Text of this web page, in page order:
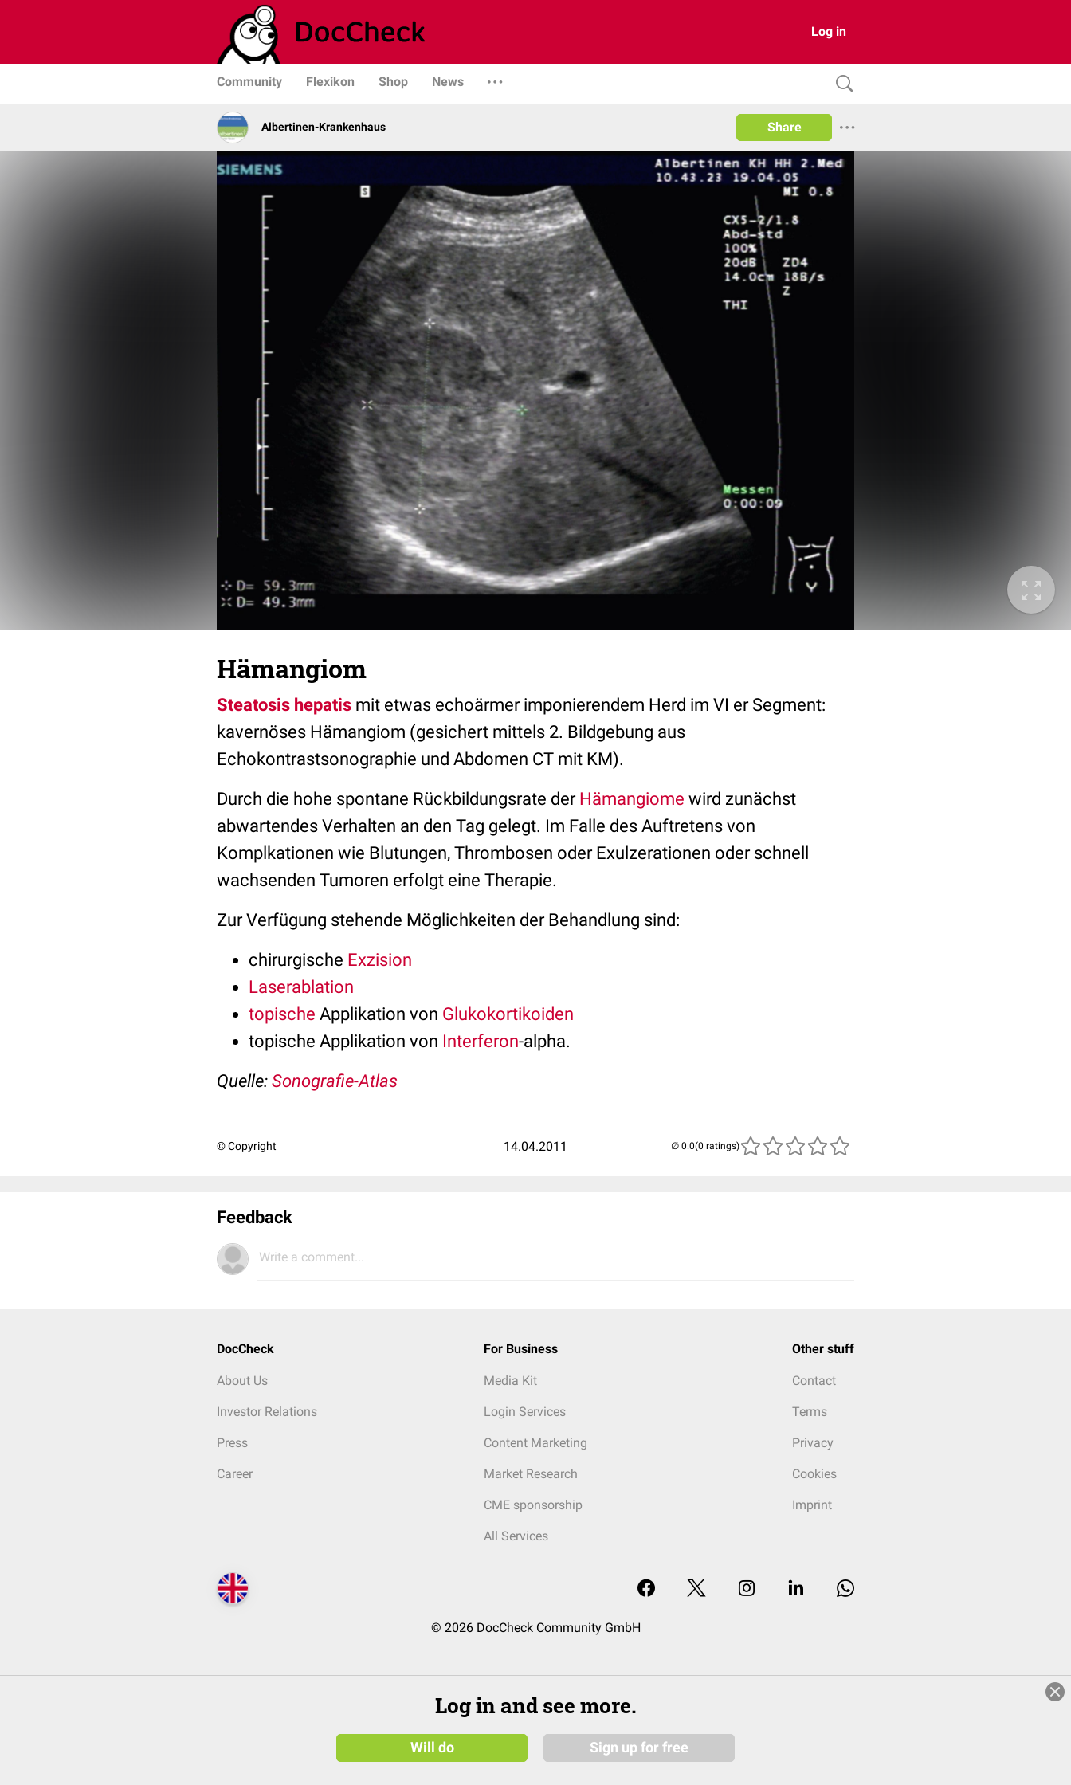
Log in
Community Flexikon Shop News
Albertinen-Krankenhaus Share
Hämangiom
Steatosis hepatis mit etwas echoärmer imponierendem Herd im VI er Segment:
kavernöses Hämangiom (gesichert mittels 2. Bildgebung aus
Echokontrastsonographie und Abdomen CT mit KM).
Durch die hohe spontane Rückbildungsrate der Hämangiome wird zunächst
abwartendes Verhalten an den Tag gelegt. Im Falle des Auftretens von
Komplkationen wie Blutungen, Thrombosen oder Exulzerationen oder schnell
wachsenden Tumoren erfolgt eine Therapie.
Zur Verfügung stehende Möglichkeiten der Behandlung sind:
chirurgische Exzision
Laserablation
topische Applikation von Glukokortikoiden
topische Applikation von Interferon-alpha.
Quelle: Sonografie-Atlas
© Copyright 14.04.2011 (0 ratings)
Feedback
Write a comment...
DocCheck
About Us
Investor Relations
Press
Career
For Business
Media Kit
Login Services
Content Marketing
Market Research
CME sponsorship
All Services
Other stuff
Contact
Terms
Privacy
Cookies
Imprint
© 2026 DocCheck Community GmbH
Log in and see more.
Will do Sign up for free